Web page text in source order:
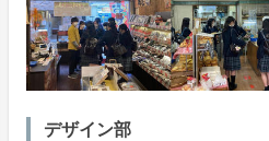
デザイン部